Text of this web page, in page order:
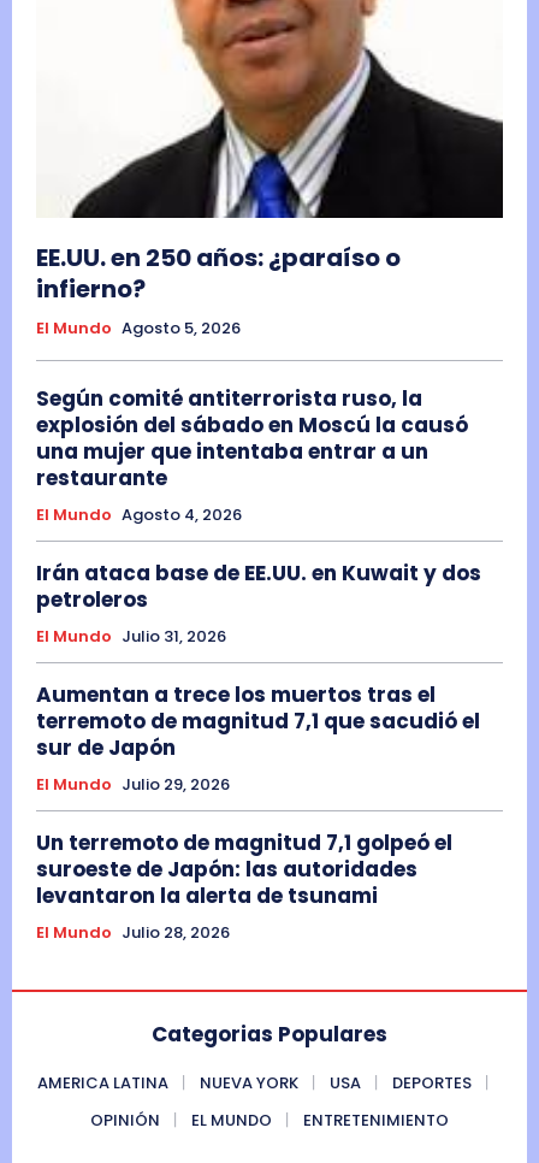
EE.UU. en 250 años: ¿paraíso o
infierno?
El Mundo Agosto 5, 2026
Según comité antiterrorista ruso, la
explosión del sábado en Moscú la causó
una mujer que intentaba entrar a un
restaurante
El Mundo Agosto 4, 2026
Irán ataca base de EE.UU. en Kuwait y dos
petroleros
El Mundo Julio 31, 2026
Aumentan a trece los muertos tras el
terremoto de magnitud 7,1 que sacudió el
sur de Japón
El Mundo Julio 29, 2026
Un terremoto de magnitud 7,1 golpeó el
suroeste de Japón: las autoridades
levantaron la alerta de tsunami
El Mundo Julio 28, 2026
Categorias Populares
AMERICA LATINA NUEVA YORK USA
DEPORTES
OPINIÓN
EL MUNDO ENTRETENIMIENTO